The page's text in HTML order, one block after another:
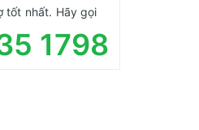
tốt nhất. Hãy gọi
1798